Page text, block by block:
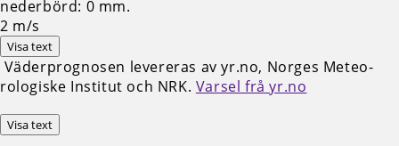
2 m/s
Visa text
Väderprognosen levereras av yr.no, Norges Meteo­
rologiske Institut och NRK. Varsel frå yr.no
Visa text